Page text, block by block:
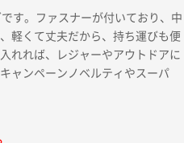
す。ファスナーが付いており、中
軽くて丈夫だから、持ち運びも便
れれば、レジャーやアウトドアに
ャンペーンノベルティやスーパ